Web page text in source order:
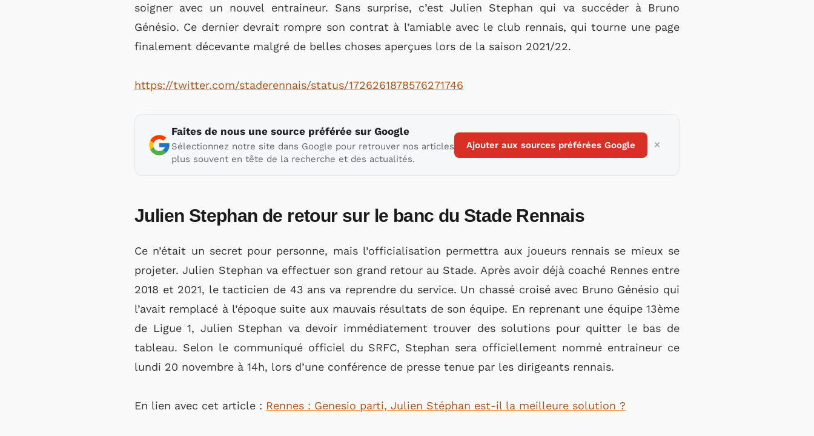
soigner avec un nouvel entraineur. Sans surprise, c’est Julien Stephan qui va succéder à Bruno
Génésio. Ce dernier devrait rompre son contrat à l’amiable avec le club rennais, qui tourne une page
finalement décevante malgré de belles choses aperçues lors de la saison 2021/22.
https://twitter.com/staderennais/status/1726261878576271746
Faites de nous une source préférée sur Google
Sélectionnez notre site dans Google pour retrouver nos articles
plus souvent en tête de la recherche et des actualités.
Ajouter aux sources préférées Google
Julien Stephan de retour sur le banc du Stade Rennais
Ce n’était un secret pour personne, mais l’officialisation permettra aux joueurs rennais se mieux se
projeter. Julien Stephan va effectuer son grand retour au Stade. Après avoir déjà coaché Rennes entre
2018 et 2021, le tacticien de 43 ans va reprendre du service. Un chassé croisé avec Bruno Génésio qui
l’avait remplacé à l’époque suite aux mauvais résultats de son équipe. En reprenant une équipe 13ème
de Ligue 1, Julien Stephan va devoir immédiatement trouver des solutions pour quitter le bas de
tableau. Selon le communiqué officiel du SRFC, Stephan sera officiellement nommé entraineur ce
lundi 20 novembre à 14h, lors d’une conférence de presse tenue par les dirigeants rennais.
En lien avec cet article : Rennes : Genesio parti, Julien Stéphan est-il la meilleure solution ?